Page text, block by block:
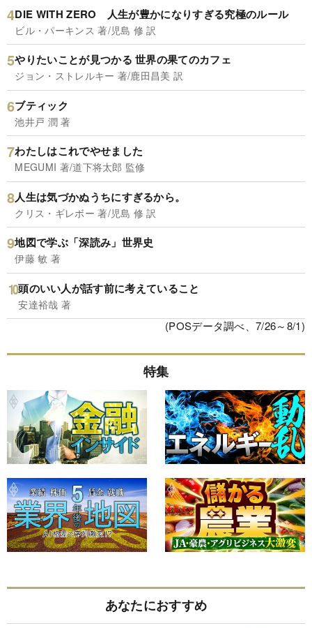
DIE WITH ZERO 人生が豊かになりすぎる究極のルール
ビル・パーキンス 著/児島 修 訳
やりたいことが見つかる 世界の果てのカフェ
ジョン・ストレルキー 著/鹿田昌美 訳
ブティック
池井戸 潤 著
わたしはこれでやせました
MEGUMI 著/道下将太郎 監修
人生は気づかぬうちにすぎるから。
クリス・ギレボー 著/児島 修 訳
地図で学ぶ「深読み」世界史
伊藤 敏 著
頭のいい人が話す前に考えていること
安達裕哉 著
(POSデータ調べ、7/26～8/1)
特集
あなたにおすすめ